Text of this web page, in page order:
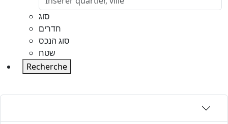
סוג
חדרים
סוג הנכס
שטח
Recherche